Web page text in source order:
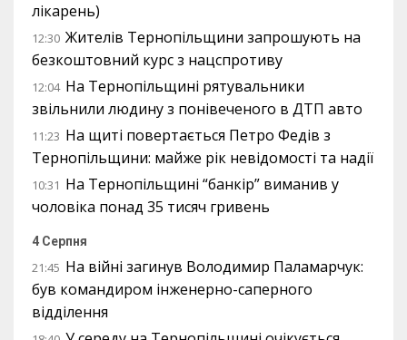
лікарень)
12:30 Жителів Тернопільщини запрошують на
безкоштовний курс з нацспротиву
12:04 На Тернопільщині рятувальники
звільнили людину з понівеченого в ДТП авто
11:23 На щиті повертається Петро Федів з
Тернопільщини: майже рік невідомості та надії
10:31 На Тернопільщині “банкір” виманив у
чоловіка понад 35 тисяч гривень
4 Серпня
21:45 На війні загинув Володимир Паламарчук:
був командиром інженерно-саперного
відділення